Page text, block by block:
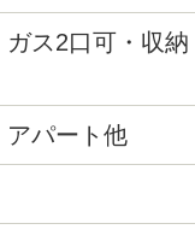
ス2口可・収
アパート他